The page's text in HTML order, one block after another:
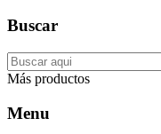
Buscar
Más productos
Menu